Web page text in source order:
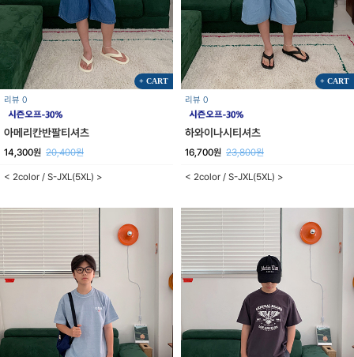
+ CART
리뷰 0
아메리칸반팔티셔츠
14,300원 20,400원
< 2color / S-JXL(5XL) >
+ CART
리뷰 0
하와이나시티셔츠
16,700원 23,800원
< 2color / S-JXL(5XL) >